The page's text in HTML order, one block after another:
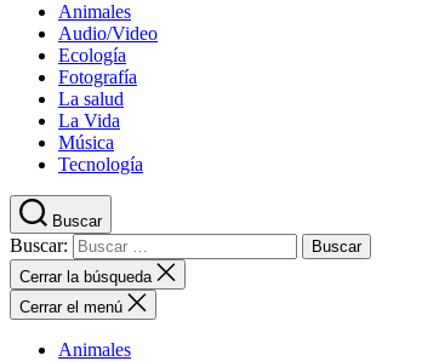
Animales
Audio/Video
Ecología
Fotografía
La salud
La Vida
Música
Tecnología
Buscar
Buscar:
Cerrar la búsqueda
Cerrar el menú
Animales